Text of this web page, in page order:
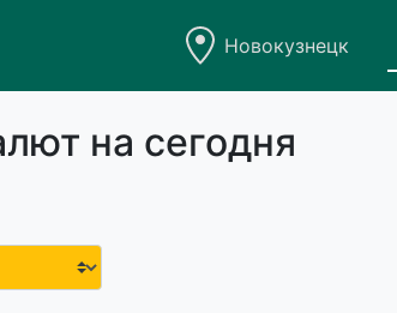
Новокузнецк
на сегодня